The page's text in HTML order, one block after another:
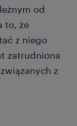
od
to, że
z niego
zatrudniona
z